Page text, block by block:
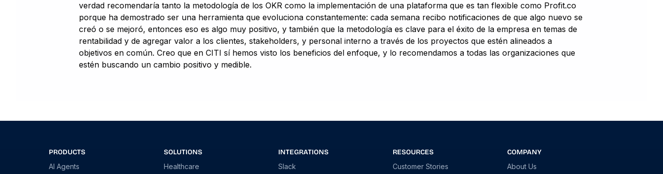
verdad recomendaría tanto la metodología de los OKR como la implementación de una plataforma que es tan flexible como Profit.co
porque ha demostrado ser una herramienta que evoluciona constantemente: cada semana recibo notificaciones de que algo nuevo se
creó o se mejoró, entonces eso es algo muy positivo, y también que la metodología es clave para el éxito de la empresa en temas de
rentabilidad y de agregar valor a los clientes, stakeholders, y personal interno a través de los proyectos que estén alineados a
objetivos en común. Creo que en CITI sí hemos visto los beneficios del enfoque, y lo recomendamos a todas las organizaciones que
estén buscando un cambio positivo y medible.
PRODUCTS
AI Agents
SOLUTIONS
Healthcare
INTEGRATIONS
Slack
RESOURCES
Customer Stories
COMPANY
About Us